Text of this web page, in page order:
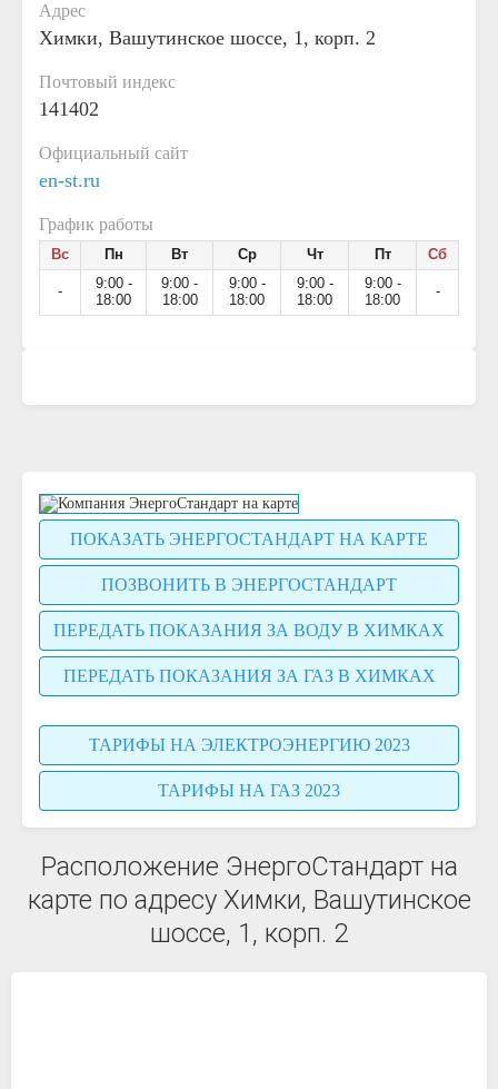
Адрес
Химки, Вашутинское шоссе, 1, корп. 2
Почтовый индекс
141402
Официальный сайт
en-st.ru
График работы
Вс Пн Вт Ср Чт Пт Сб
-
9:00 -
18:00
9:00 -
18:00
9:00 -
18:00
9:00 -
18:00
9:00 -
18:00
-
ПОКАЗАТЬ ЭНЕРГОСТАНДАРТ НА КАРТЕ
ПОЗВОНИТЬ В ЭНЕРГОСТАНДАРТ
ПЕРЕДАТЬ ПОКАЗАНИЯ ЗА ВОДУ В ХИМКАХ
ПЕРЕДАТЬ ПОКАЗАНИЯ ЗА ГАЗ В ХИМКАХ
ТАРИФЫ НА ЭЛЕКТРОЭНЕРГИЮ 2023
ТАРИФЫ НА ГАЗ 2023
Расположение ЭнергоСтандарт на
карте по адресу Химки, Вашутинское
шоссе, 1, корп. 2